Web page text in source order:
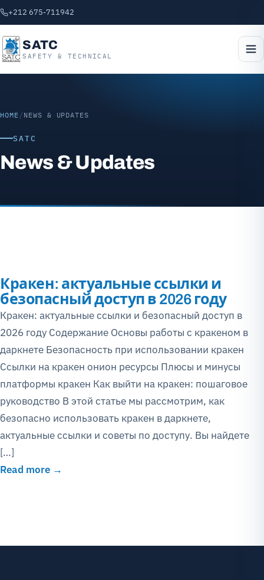
+212 675-711942
SATC
SAFETY & TECHNICAL
HOME / NEWS & UPDATES
SATC
News & Updates
Кракен: актуальные ссылки и
безопасный доступ в 2026 году
Кракен: актуальные ссылки и безопасный доступ в
2026 году Содержание Основы работы с кракеном в
даркнете Безопасность при использовании кракен
Ссылки на кракен онион ресурсы Плюсы и минусы
платформы кракен Как выйти на кракен: пошаговое
руководство В этой статье мы рассмотрим, как
безопасно использовать кракен в даркнете,
актуальные ссылки и советы по доступу. Вы найдете
[…]
Read more →